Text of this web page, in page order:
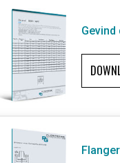
Gevind